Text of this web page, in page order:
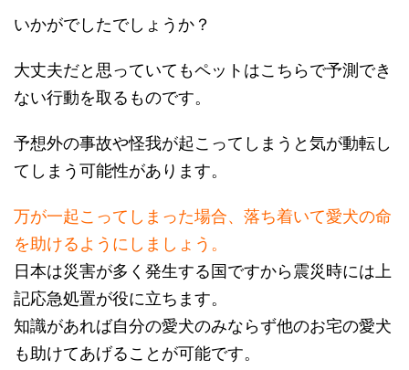
いかがでしたでしょうか？
大丈夫だと思っていてもペットはこちらで予測でき
ない行動を取るものです。
予想外の事故や怪我が起こってしまうと気が動転し
てしまう可能性があります。
万が一起こってしまった場合、落ち着いて愛犬の命
を助けるようにしましょう。
日本は災害が多く発生する国ですから震災時には上
記応急処置が役に立ちます。
知識があれば自分の愛犬のみならず他のお宅の愛犬
も助けてあげることが可能です。